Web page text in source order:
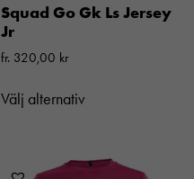
Squad Go Gk Ls Jersey
Jr
fr. 320,00 kr
Välj alternativ